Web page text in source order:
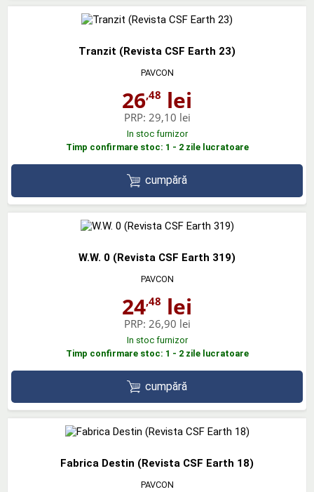
Tranzit (Revista CSF Earth 23)
PAVCON
26,48 lei
PRP: 29,10 lei
In stoc furnizor
Timp confirmare stoc: 1 - 2 zile lucratoare
cumpără
W.W. 0 (Revista CSF Earth 319)
PAVCON
24,48 lei
PRP: 26,90 lei
In stoc furnizor
Timp confirmare stoc: 1 - 2 zile lucratoare
cumpără
Fabrica Destin (Revista CSF Earth 18)
PAVCON